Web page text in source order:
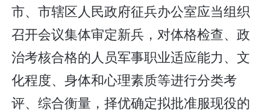
市、市辖区人民政府征兵办公室应当组织
召开会议集体审定新兵，对体格检查、政
治考核合格的人员军事职业适应能力、文
化程度、身体和心理素质等进行分类考
评、综合衡量，择优确定拟批准服现役的